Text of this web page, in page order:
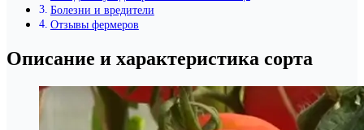
Болезни и вредители
Отзывы фермеров
Описание и характеристика сорта